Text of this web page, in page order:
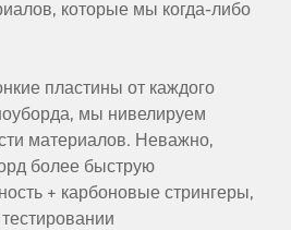
которые мы когда-либо
пластины от каждого
мы нивелируем
материалов. Неважно,
более быструю
+ карбоновые стрингеры,